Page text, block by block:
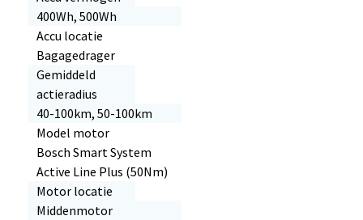
400Wh, 500Wh
Accu locatie
Bagagedrager
Gemiddeld
actieradius
40-100km, 50-100km
Model motor
Bosch Smart System
Active Line Plus (50Nm)
Motor locatie
Middenmotor